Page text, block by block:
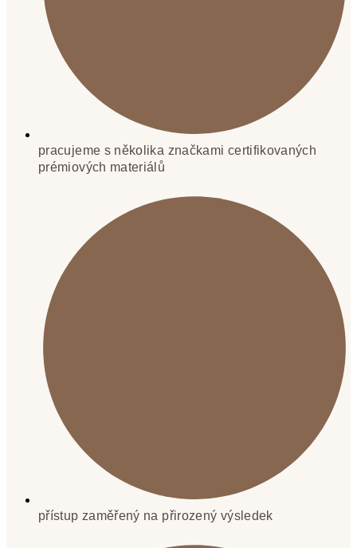
pracujeme s několika značkami certifikovaných
prémiových materiálů
přístup zaměřený na přirozený výsledek